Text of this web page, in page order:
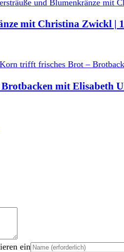
mit Christina Zwickl |
mit Elisabeth
ein